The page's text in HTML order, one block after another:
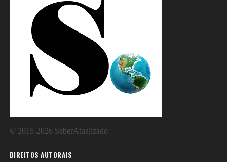
© 2015-2026 SaberAtualizado
DIREITOS AUTORAIS